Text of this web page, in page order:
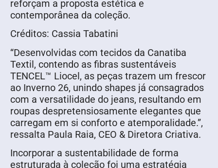
reforçam a proposta estética e
contemporânea da coleção.
Créditos: Cassia Tabatini
“Desenvolvidas com tecidos da Canatiba
Textil, contendo as fibras sustentáveis
TENCEL™ Liocel, as peças trazem um frescor
ao Inverno 26, unindo shapes já consagrados
com a versatilidade do jeans, resultando em
roupas despretensiosamente elegantes que
carregam em si conforto e atemporalidade.”,
ressalta Paula Raia, CEO & Diretora Criativa.
Incorporar a sustentabilidade de forma
estruturada à coleção foi uma estratégia